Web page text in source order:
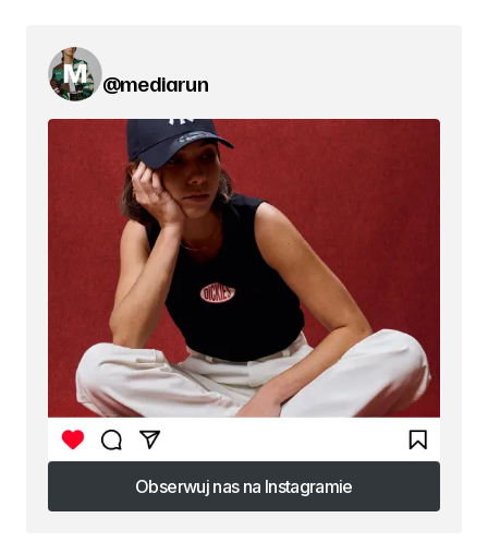
@mediarun
Obserwuj nas na Instagramie
Obserwuj nas na Instagramie